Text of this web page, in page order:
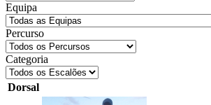
Equipa
Percurso
Categoria
Dorsal